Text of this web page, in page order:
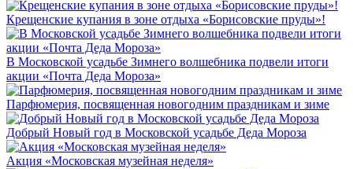
Крещенские купания в зоне отдыха «Борисовские пруды»!
В Московской усадьбе Зимнего волшебника подвели итоги
акции «Почта Деда Мороза»
Парфюмерия, посвященная новогодним праздникам и зиме
Добрый Новый год в Московской усадьбе Деда Мороза
Акция «Московская музейная неделя»